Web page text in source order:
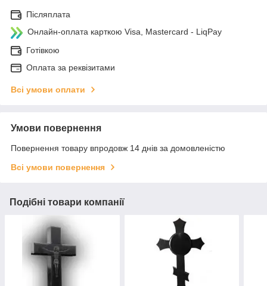
Післяплата
Онлайн-оплата карткою Visa, Mastercard - LiqPay
Готівкою
Оплата за реквізитами
Всі умови оплати
Умови повернення
Повернення товару впродовж 14 днів за домовленістю
Всі умови повернення
Подібні товари компанії